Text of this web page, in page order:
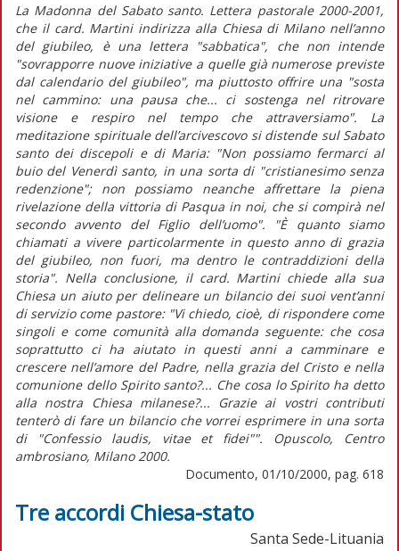
La Madonna del Sabato santo. Lettera pastorale 2000-2001,
che il card. Martini indirizza alla Chiesa di Milano nell’anno
del giubileo, è una lettera "sabbatica", che non intende
"sovrapporre nuove iniziative a quelle già numerose previste
dal calendario del giubileo", ma piuttosto offrire una "sosta
nel cammino: una pausa che... ci sostenga nel ritrovare
visione e respiro nel tempo che attraversiamo". La
meditazione spirituale dell’arcivescovo si distende sul Sabato
santo dei discepoli e di Maria: "Non possiamo fermarci al
buio del Venerdì santo, in una sorta di "cristianesimo senza
redenzione"; non possiamo neanche affrettare la piena
rivelazione della vittoria di Pasqua in noi, che si compirà nel
secondo avvento del Figlio dell’uomo". "È quanto siamo
chiamati a vivere particolarmente in questo anno di grazia
del giubileo, non fuori, ma dentro le contraddizioni della
storia". Nella conclusione, il card. Martini chiede alla sua
Chiesa un aiuto per delineare un bilancio dei suoi vent’anni
di servizio come pastore: "Vi chiedo, cioè, di rispondere come
singoli e come comunità alla domanda seguente: che cosa
soprattutto ci ha aiutato in questi anni a camminare e
crescere nell’amore del Padre, nella grazia del Cristo e nella
comunione dello Spirito santo?... Che cosa lo Spirito ha detto
alla nostra Chiesa milanese?... Grazie ai vostri contributi
tenterò di fare un bilancio che vorrei esprimere in una sorta
di "Confessio laudis, vitae et fidei"". Opuscolo, Centro
ambrosiano, Milano 2000.
Documento, 01/10/2000, pag. 618
Tre accordi Chiesa-stato
Santa Sede-Lituania